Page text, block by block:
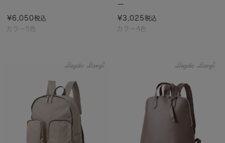
カラー5色
¥6,050税込
カラー4色
ー
¥3,025税込